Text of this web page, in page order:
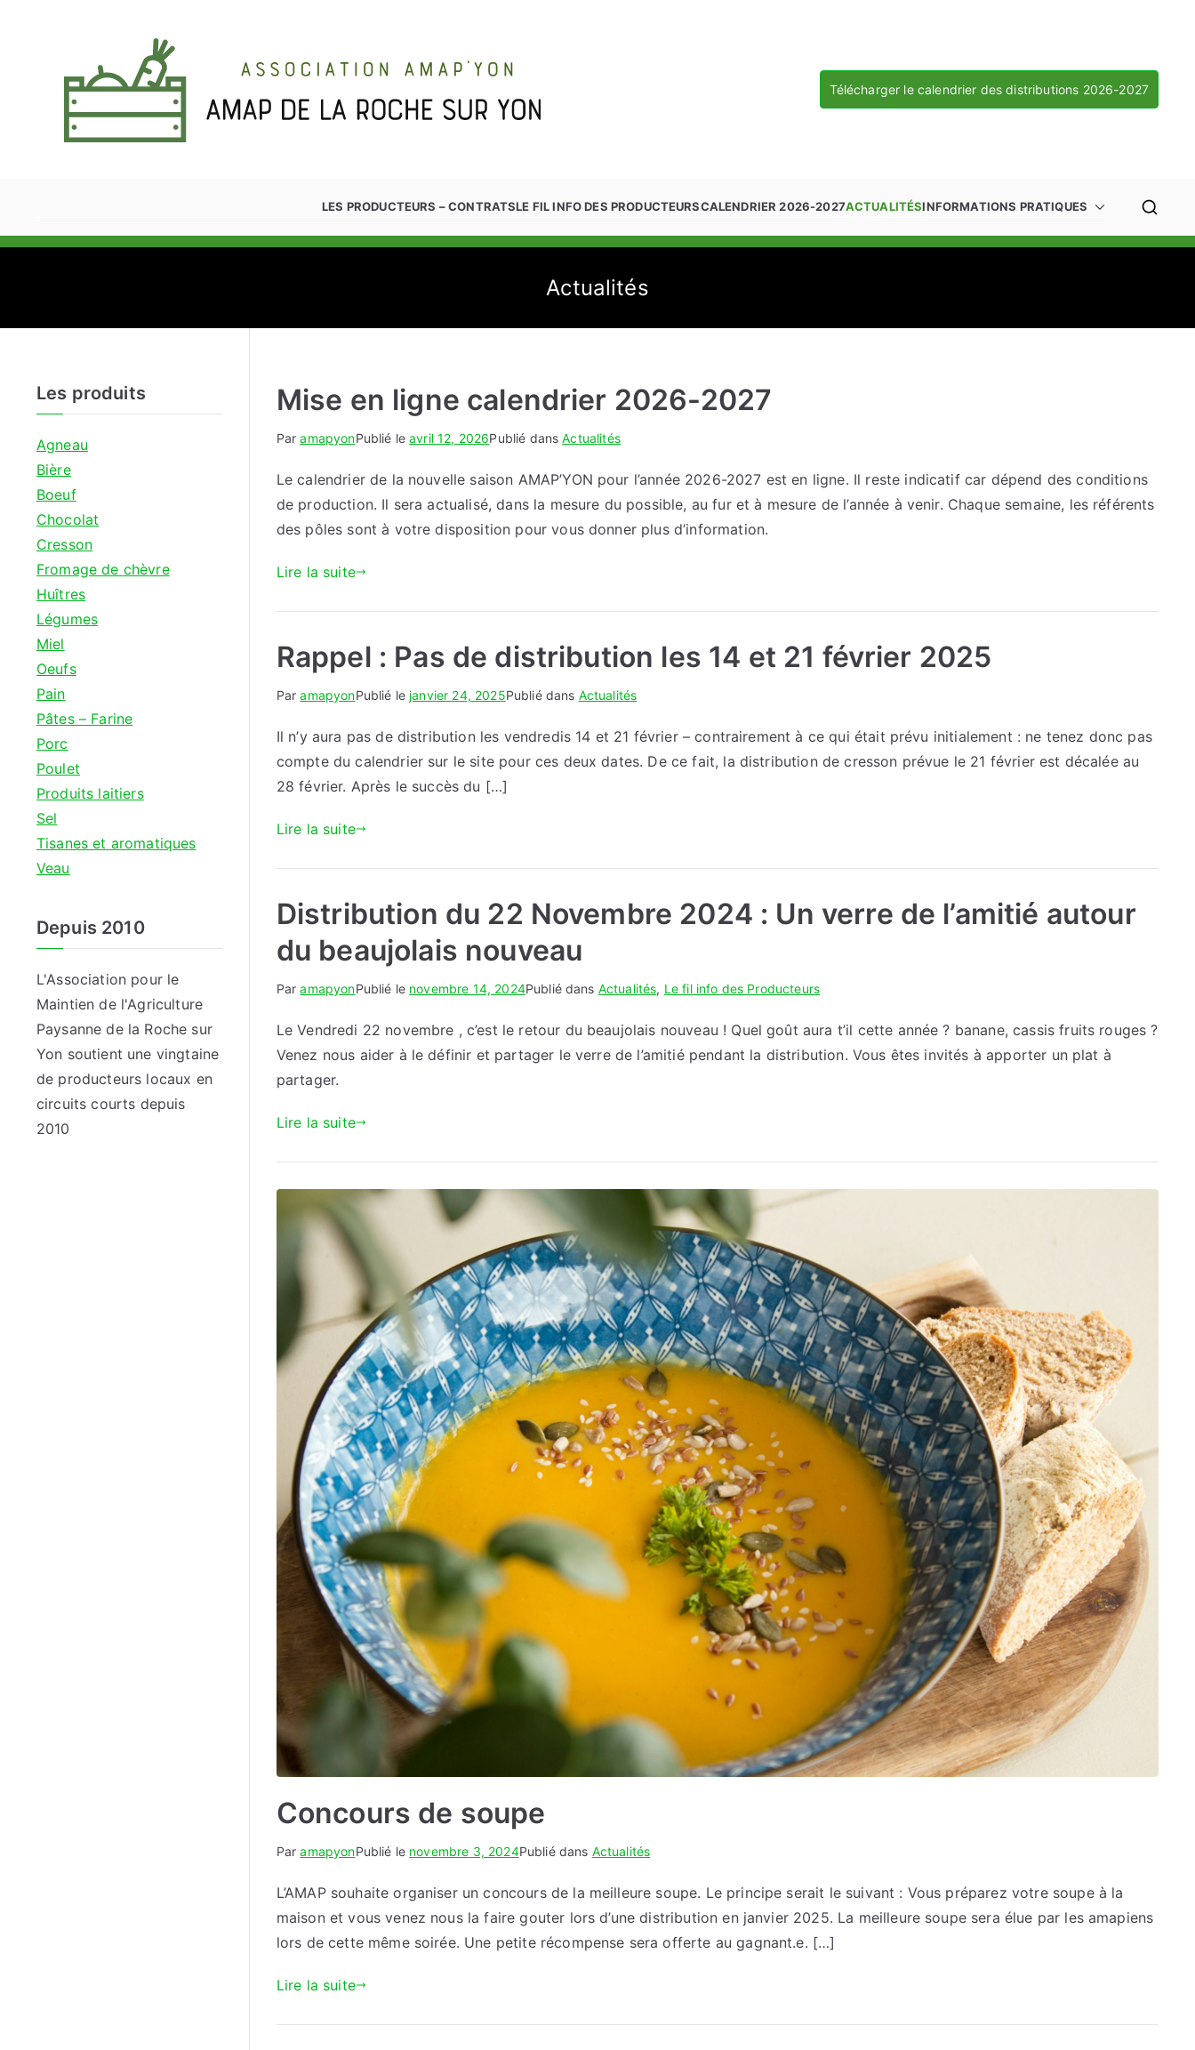
Télécharger le calendrier des distributions 2026-2027
Amap'Yon
LES PRODUCTEURS – CONTRATSLE FIL INFO DES PRODUCTEURSCALENDRIER 2026-2027ACTUALITÉSINFORMATIONS PRATIQUES
Actualités
Mise en ligne calendrier 2026-2027
ParamapyonPublié leavril 12, 2026Publié dansActualités
Le calendrier de la nouvelle saison AMAP’YON pour l’année 2026-2027 est en ligne. Il reste indicatif car dépend des conditions
de production. Il sera actualisé, dans la mesure du possible, au fur et à mesure de l’année à venir. Chaque semaine, les référents
des pôles sont à votre disposition pour vous donner plus d’information.
Lire la suite
Rappel : Pas de distribution les 14 et 21 février 2025
ParamapyonPublié le janvier 24, 2025Publié dans Actualités
Il n’y aura pas de distribution les vendredis 14 et 21 février – contrairement à ce qui était prévu initialement : ne tenez donc pas
compte du calendrier sur le site pour ces deux dates. De ce fait, la distribution de cresson prévue le 21 février est décalée au
28 février. Après le succès du […]
Lire la suite
Distribution du 22 Novembre 2024 : Un verre de l’amitié autour
du beaujolais nouveau
ParamapyonPublié le novembre 14, 2024Publié dans Actualités, Le fil info des Producteurs
Le Vendredi 22 novembre , c’est le retour du beaujolais nouveau ! Quel goût aura t’il cette année ? banane, cassis fruits rouges ?
Venez nous aider à le définir et partager le verre de l’amitié pendant la distribution. Vous êtes invités à apporter un plat à
partager.
Lire la suite
Concours de soupe
ParamapyonPublié le novembre 3, 2024Publié dans Actualités
L’AMAP souhaite organiser un concours de la meilleure soupe. Le principe serait le suivant : Vous préparez votre soupe à la
maison et vous venez nous la faire gouter lors d’une distribution en janvier 2025. La meilleure soupe sera élue par les amapiens
lors de cette même soirée. Une petite récompense sera offerte au gagnant.e. […]
Lire la suite
Les produits
Agneau
Bière
Boeuf
Chocolat
Cresson
Fromage de chèvre
Huîtres
Légumes
Miel
Oeufs
Pain
Pâtes – Farine
Porc
Poulet
Produits laitiers
Sel
Tisanes et aromatiques
Veau
Depuis 2010
L'Association pour le
Maintien de l'Agriculture
Paysanne de la Roche sur
Yon soutient une vingtaine
de producteurs locaux en
circuits courts depuis
2010